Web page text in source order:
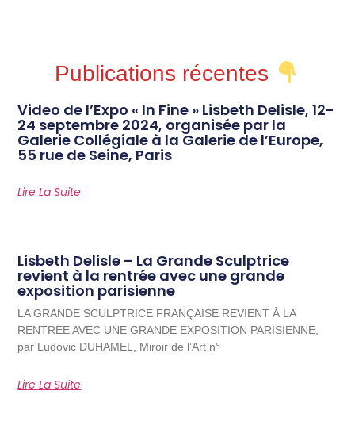
Publications récentes
Video de l’Expo « In Fine » Lisbeth Delisle, 12-
24 septembre 2024, organisée par la
Galerie Collégiale à la Galerie de l’Europe,
55 rue de Seine, Paris
Lire La Suite
Lisbeth Delisle – La Grande Sculptrice
revient à la rentrée avec une grande
exposition parisienne
LA GRANDE SCULPTRICE FRANÇAISE REVIENT À LA
RENTRÉE AVEC UNE GRANDE EXPOSITION PARISIENNE,
par Ludovic DUHAMEL, Miroir de l’Art n°
Lire La Suite